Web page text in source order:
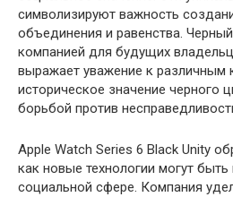
символизируют важность
объединения и равенства.
компанией для будущих
выражает уважение к различным
историческое значение черного
борьбой против
Apple Watch Series 6 Black Unity
как новые технологии могут
социальной сфере. Компания